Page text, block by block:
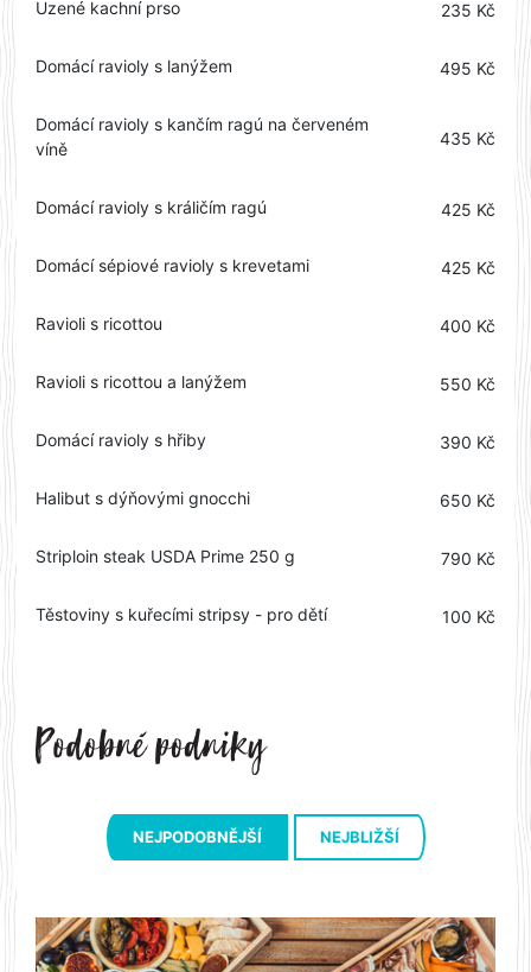
Uzené kachní prso 235 Kč
Domácí ravioly s lanýžem 495 Kč
Domácí ravioly s kančím ragú na červeném
víně
435 Kč
Domácí ravioly s králičím ragú 425 Kč
Domácí sépiové ravioly s krevetami 425 Kč
Ravioli s ricottou 400 Kč
Ravioli s ricottou a lanýžem 550 Kč
Domácí ravioly s hřiby 390 Kč
Halibut s dýňovými gnocchi 650 Kč
Striploin steak USDA Prime 250 g 790 Kč
Těstoviny s kuřecími stripsy - pro dětí 100 Kč
NEJPODOBNĚJŠÍ NEJBLIŽŠÍ